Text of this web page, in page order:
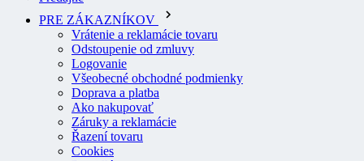
Vrátenie a reklamácie tovaru
Odstoupenie od zmluvy
Logovanie
Všeobecné obchodné podmienky
Doprava a platba
Ako nakupovať
Záruky a reklamácie
Řazení tovaru
Cookies
Pravidlá pre recenzie
Ochrana osobných údajov